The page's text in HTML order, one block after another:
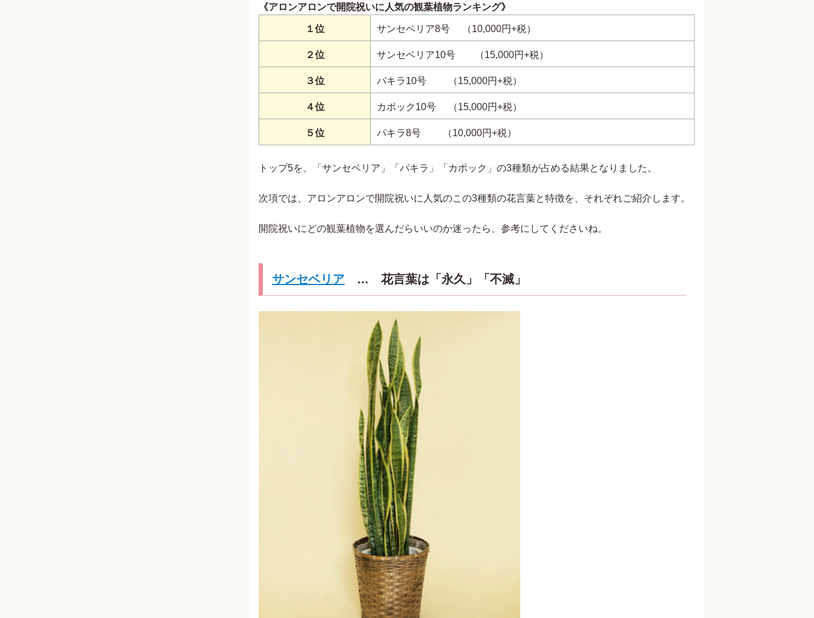
《アロンアロンで開院祝いに人気の観葉植物ランキング》
１位 サンセベリア8号 （10,000円+税）
２位 サンセベリア10号 （15,000円+税）
３位 パキラ10号 （15,000円+税）
４位 カポック10号 （15,000円+税）
５位 パキラ8号 （10,000円+税）
トップ5を、「サンセベリア」「パキラ」「カポック」の3種類が占める結果となりました。
次項では、アロンアロンで開院祝いに人気のこの3種類の花言葉と特徴を、それぞれご紹介します。
開院祝いにどの観葉植物を選んだらいいのか迷ったら、参考にしてくださいね。
サンセベリア … 花言葉は「永久」「不滅」